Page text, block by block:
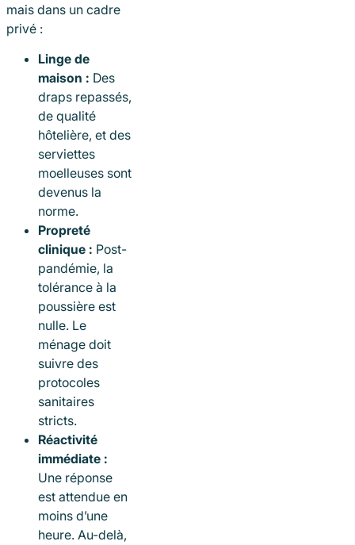
mais dans un cadre
privé :
Linge de
maison : Des
draps repassés,
de qualité
hôtelière, et des
serviettes
moelleuses sont
devenus la
norme.
Propreté
clinique : Post-
pandémie, la
tolérance à la
poussière est
nulle. Le
ménage doit
suivre des
protocoles
sanitaires
stricts.
Réactivité
immédiate :
Une réponse
est attendue en
moins d’une
heure. Au-delà,